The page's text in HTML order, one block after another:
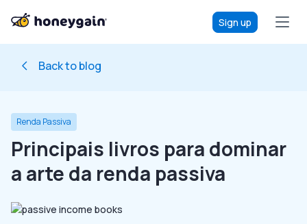
Sign up
Back to blog
Renda Passiva
Principais livros para dominar
a arte da renda passiva